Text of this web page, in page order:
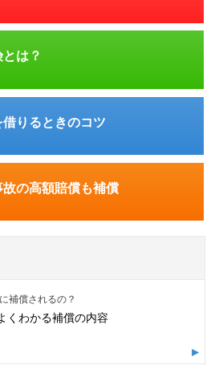
は？
借りるときのコツ
故の高額賠償も補償
補償されるの？
くわかる補償の内容